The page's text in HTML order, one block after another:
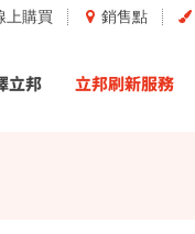
上購買 銷售點
立邦 立邦刷新服務